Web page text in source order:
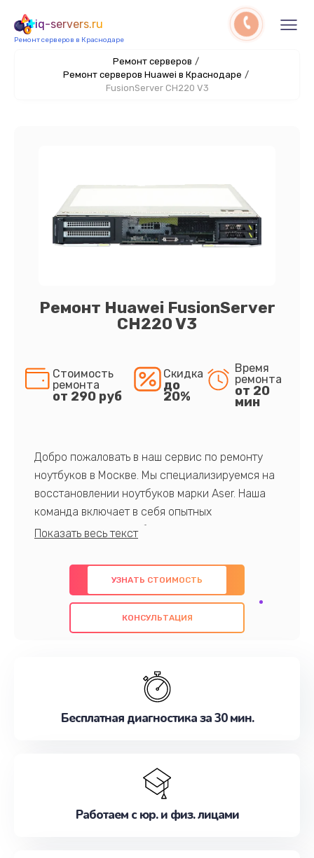
iq-servers.ru
Ремонт серверов в Краснодаре
Ремонт серверов /
Ремонт серверов Huawei в Краснодаре /
FusionServer CH220 V3
Ремонт Huawei FusionServer
CH220 V3
Стоимость
ремонта
от 290 руб
Скидка
до
20%
Время
ремонта
от 20
мин
Добро пожаловать в наш сервис по ремонту
ноутбуков в Москве. Мы специализируемся на
восстановлении ноутбуков марки Aser. Наша
команда включает в себя опытных
профессионалов с обширными знаниями и
предлагаем быстрый и качественный ремонт с
использованием оригинальных компонентов, а
также гарантируем качество всех
проведенных работ. Наша цель - предоставить
наилучшим образом. Не медлите записаться на
УЗНАТЬ СТОИМОСТЬ
КОНСУЛЬТАЦИЯ
Бесплатная диагностика за 30 мин.
Работаем с юр. и физ. лицами